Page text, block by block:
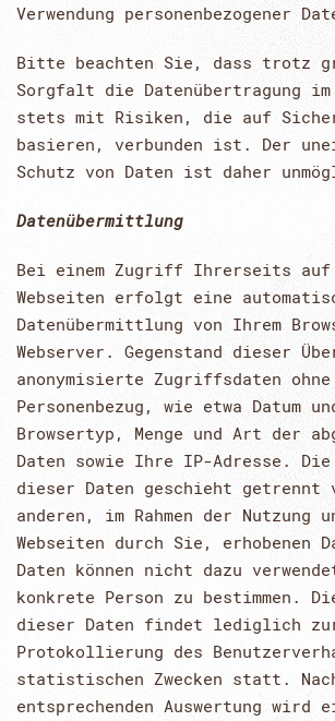
Verwendung personenbezogener
Bitte beachten Sie, dass trotz
Sorgfalt die Datenübertragung
stets mit Risiken, die auf
basieren, verbunden ist. Der
Schutz von Daten ist daher
Datenübermittlung
Bei einem Zugriff Ihrerseits auf
Webseiten erfolgt eine
Datenübermittlung von Ihrem
Webserver. Gegenstand dieser
anonymisierte Zugriffsdaten ohne
Personenbezug, wie etwa Datum
Browsertyp, Menge und Art der
Daten sowie Ihre IP-Adresse. Die
dieser Daten geschieht getrennt
anderen, im Rahmen der Nutzung
Webseiten durch Sie, erhobenen
Daten können nicht dazu
konkrete Person zu bestimmen.
dieser Daten findet lediglich
Protokollierung des
statistischen Zwecken statt.
entsprechenden Auswertung wird